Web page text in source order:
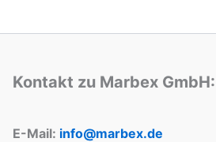
Kontakt zu Marbex GmbH:
E-Mail: info@marbex.de